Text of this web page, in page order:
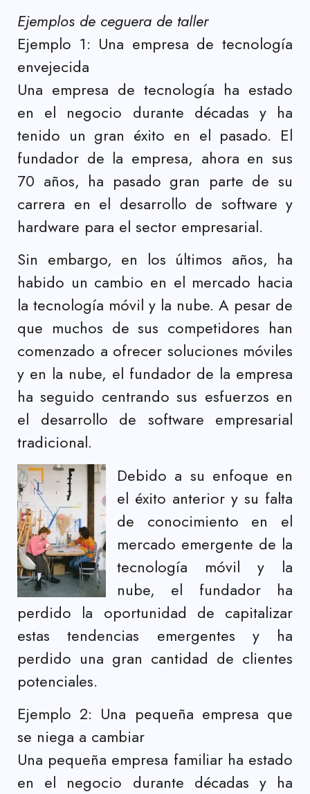
Ejemplos de ceguera de taller
Ejemplo 1: Una empresa de tecnología
envejecida
Una empresa de tecnología ha estado
en el negocio durante décadas y ha
tenido un gran éxito en el pasado. El
fundador de la empresa, ahora en sus
70 años, ha pasado gran parte de su
carrera en el desarrollo de software y
hardware para el sector empresarial.
Sin embargo, en los últimos años, ha
habido un cambio en el mercado hacia
la tecnología móvil y la nube. A pesar de
que muchos de sus competidores han
comenzado a ofrecer soluciones móviles
y en la nube, el fundador de la empresa
ha seguido centrando sus esfuerzos en
el desarrollo de software empresarial
tradicional.
Debido a su enfoque en
el éxito anterior y su falta
de conocimiento en el
mercado emergente de la
tecnología móvil y la
nube, el fundador ha
perdido la oportunidad de capitalizar
estas tendencias emergentes y ha
perdido una gran cantidad de clientes
potenciales.
Ejemplo 2: Una pequeña empresa que
se niega a cambiar
Una pequeña empresa familiar ha estado
en el negocio durante décadas y ha